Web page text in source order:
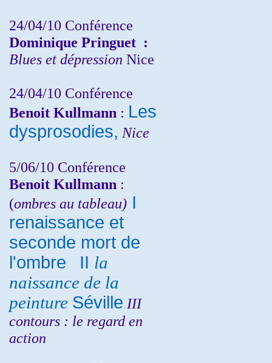
24/04/10 Conférence
Dominique Pringuet :
Blues et dépression Nice
24/04/10 Conférence
Benoit Kullmann : Les
dysprosodies, Nice
5/06/10 Conférence
Benoit Kullmann :
(ombres au tableau) I
renaissance et
seconde mort de
l'ombre
II la
naissance de la
peinture Séville III
contours : le regard en
action